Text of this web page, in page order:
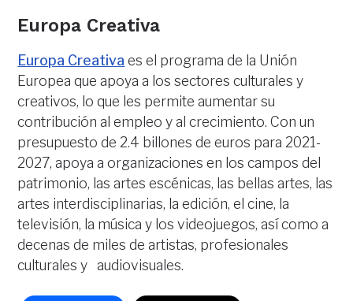
Europa Creativa
Europa Creativa es el programa de la Unión
Europea que apoya a los sectores culturales y
creativos, lo que les permite aumentar su
contribución al empleo y al crecimiento. Con un
presupuesto de 2.4 billones de euros para 2021-
2027, apoya a organizaciones en los campos del
patrimonio, las artes escénicas, las bellas artes, las
artes interdisciplinarias, la edición, el cine, la
televisión, la música y los videojuegos, así como a
decenas de miles de artistas, profesionales
culturales y audiovisuales.